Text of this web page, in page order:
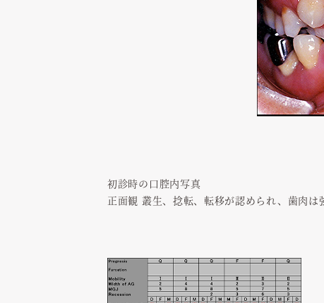
初診時の口腔内写真
正面観 叢生、捻転、転移が認められ、歯肉は